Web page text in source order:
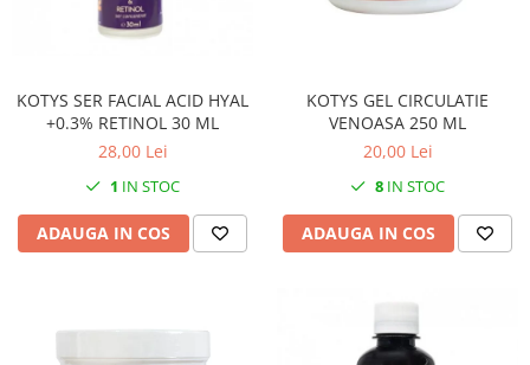
KOTYS SER FACIAL ACID HYAL
+0.3% RETINOL 30 ML
28,00 Lei
1 IN STOC
ADAUGA IN COS
KOTYS GEL CIRCULATIE
VENOASA 250 ML
20,00 Lei
8 IN STOC
ADAUGA IN COS